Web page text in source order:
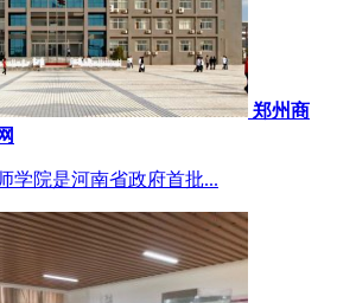
郑州商
院是河南省政府首批...